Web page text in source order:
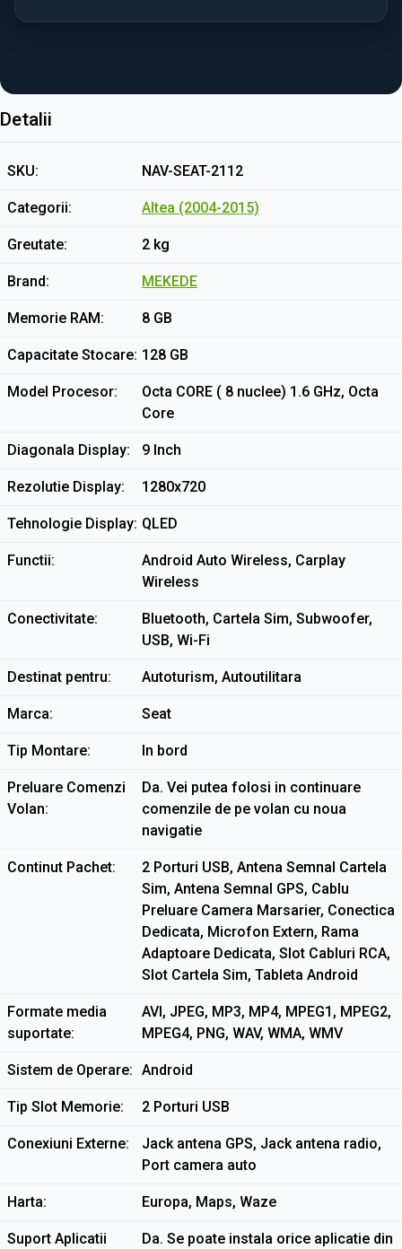
Detalii
SKU NAV-SEAT-2112
Categorii Altea (2004-2015)
Greutate 2 kg
Brand MEKEDE
Memorie RAM 8 GB
Capacitate Stocare 128 GB
Model Procesor
Octa CORE ( 8 nuclee) 1.6 GHz, Octa
Core
Diagonala Display 9 Inch
Rezolutie Display 1280x720
Tehnologie Display QLED
Functii
Android Auto Wireless, Carplay
Wireless
Conectivitate
Bluetooth, Cartela Sim, Subwoofer,
USB, Wi-Fi
Destinat pentru Autoturism, Autoutilitara
Marca Seat
Tip Montare In bord
Preluare Comenzi
Volan
Da. Vei putea folosi in continuare
comenzile de pe volan cu noua
navigatie
Continut Pachet
2 Porturi USB, Antena Semnal Cartela
Sim, Antena Semnal GPS, Cablu
Preluare Camera Marsarier, Conectica
Dedicata, Microfon Extern, Rama
Adaptoare Dedicata, Slot Cabluri RCA,
Slot Cartela Sim, Tableta Android
Formate media
suportate
AVI, JPEG, MP3, MP4, MPEG1, MPEG2,
MPEG4, PNG, WAV, WMA, WMV
Sistem de Operare Android
Tip Slot Memorie 2 Porturi USB
Conexiuni Externe
Jack antena GPS, Jack antena radio,
Port camera auto
Harta Europa, Maps, Waze
Suport Aplicatii
Da. Se poate instala orice aplicatie din